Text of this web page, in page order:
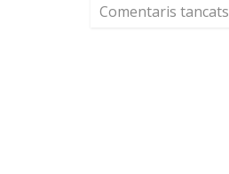
Comentaris tancats